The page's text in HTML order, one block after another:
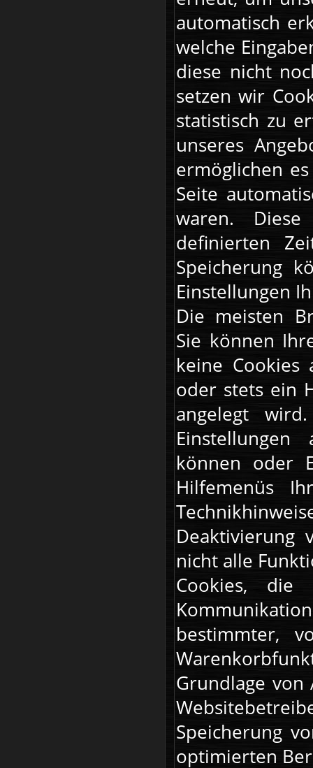
automatisch
welche
diese nicht
setzen wir
statistisch zu
unseres
ermöglichen
Seite
waren.
definierten
Speicherung
Einstellungen
Die meisten
Sie können
keine Cookies
oder stets ein
angelegt
können oder
Hilfemenüs
Deaktivierung
nicht alle
Cookies, die
bestimmter,
Grundlage von
Speicherung
optimierten